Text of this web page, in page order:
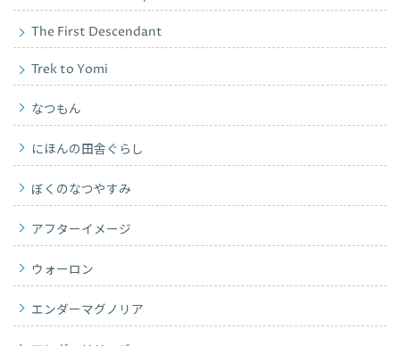
The First Descendant
Trek to Yomi
なつもん
にほんの田舎ぐらし
ぼくのなつやすみ
アフターイメージ
ウォーロン
エンダーマグノリア